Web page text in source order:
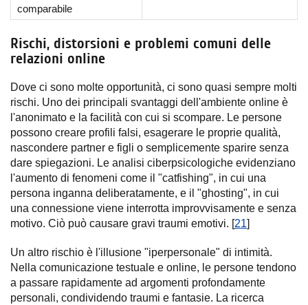
comparabile
Rischi, distorsioni e problemi comuni delle
relazioni online
Dove ci sono molte opportunità, ci sono quasi sempre molti
rischi. Uno dei principali svantaggi dell'ambiente online è
l'anonimato e la facilità con cui si scompare. Le persone
possono creare profili falsi, esagerare le proprie qualità,
nascondere partner e figli o semplicemente sparire senza
dare spiegazioni. Le analisi ciberpsicologiche evidenziano
l'aumento di fenomeni come il "catfishing", in cui una
persona inganna deliberatamente, e il "ghosting", in cui
una connessione viene interrotta improvvisamente e senza
motivo. Ciò può causare gravi traumi emotivi. [21]
Un altro rischio è l'illusione "iperpersonale" di intimità.
Nella comunicazione testuale e online, le persone tendono
a passare rapidamente ad argomenti profondamente
personali, condividendo traumi e fantasie. La ricerca